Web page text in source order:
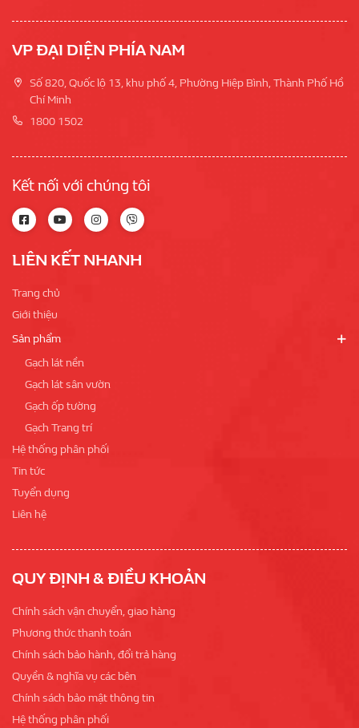
VP ĐẠI DIỆN PHÍA NAM
Số 820, Quốc lộ 13, khu phố 4, Phường Hiệp Bình, Thành Phố Hồ
Chí Minh
1800 1502
Kết nối với chúng tôi
LIÊN KẾT NHANH
Trang chủ
Giới thiệu
Sản phẩm
Gạch lát nền
Gạch lát sân vườn
Gạch ốp tường
Gạch Trang trí
Hệ thống phân phối
Tin tức
Tuyển dụng
Liên hệ
QUY ĐỊNH & ĐIỀU KHOẢN
Chính sách vận chuyển, giao hàng
Phương thức thanh toán
Chính sách bảo hành, đổi trả hàng
Quyền & nghĩa vụ các bên
Chính sách bảo mật thông tin
Hệ thống phân phối